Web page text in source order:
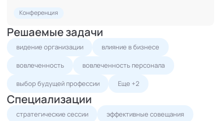
Конференция
Решаемые задачи
видение организации влияние в бизнесе
вовлеченность вовлеченность персонала
выбор будущей профессии Еще +2
Специализации
стратегические сессии эффективные совещания